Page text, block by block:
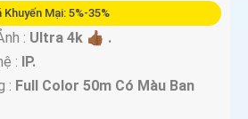
Khuyến Mại: 5%-35%
️
: Ultra 4k 👍🏾 .
: IP.
: Full Color 50m Có Màu Ban